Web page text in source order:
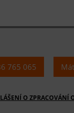
O ZPRACOVÁNÍ
765 065